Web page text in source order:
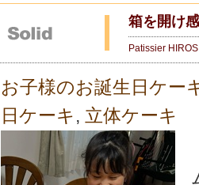
箱を開け
Patissier
お子様のお誕生日ケー
日ケーキ , 立体ケーキ